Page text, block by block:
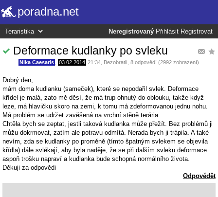
poradna.net
Neregistrovaný Přihlásit Registrovat
Deformace kudlanky po svleku
Nika Caesaris 03.02.2014 21:34 Bezobratlí , 8 odpovědí (2992 zobrazení)
Dobrý den,
mám doma kudlanku (sameček), které se nepodařil svlek. Deformace
křídel je malá, zato mě děsí, že má trup ohnutý do oblouku, takže když
leze, má hlavičku skoro na zemi, k tomu má zdeformovanou jednu nohu.
Má problém se udržet zavěšená na vrchní stěně terária.
Chtěla bych se zeptat, jestli taková kudlanka může přežít. Bez problémů ji
můžu dokrmovat, zatím ale potravu odmítá. Nerada bych ji trápila. A také
nevím, zda se kudlanky po proměně (tímto špatným svlekem se objevila
křídla) dále svlékají, aby byla naděje, že se při dalším svleku deformace
aspoň trošku napraví a kudlanka bude schopná normálního života.
Děkuji za odpovědi
Odpovědět